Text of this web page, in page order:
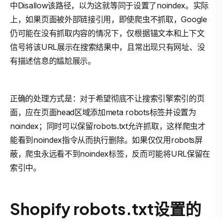
中Disallow该路径，以为这就等同于设置了noindex。实际
上，如果页面被外部链接引用，即使爬虫不抓取，Google
仍可能在没有抓取内容的情况下，仅根据锚文本和上下文
信号将该URL展示在搜索结果中，且常出现只有网址、没
有描述信息的尴尬展示。
正确的处理方式是：对于希望彻底不让搜索引擎索引的页
面，应在页面head区域添加meta robots标签并设置为
noindex；同时可以保留robots.txt允许抓取，这样爬虫才
能看到noindex指令从而执行删除。如果仅仅用robots屏
蔽，爬虫永远看不到noindex标签，反而可能将URL保留在
索引中。
Shopify robots.txt设置的